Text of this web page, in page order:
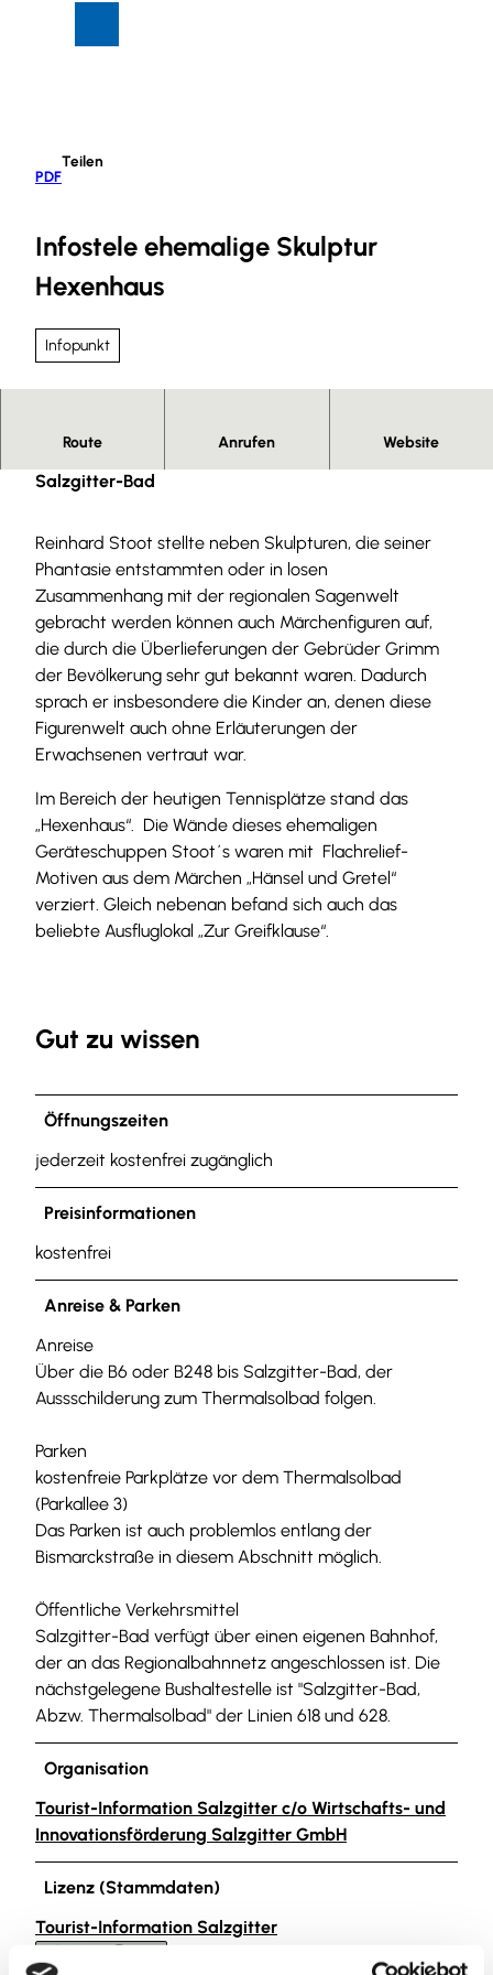
PDF
Teilen
Infostele ehemalige Skulptur
Hexenhaus
Infopunkt
Route Anrufen Website
Teil des Märchenpfads im Kurpark am Greif in
Salzgitter-Bad
Reinhard Stoot stellte neben Skulpturen, die seiner
Phantasie entstammten oder in losen
Zusammenhang mit der regionalen Sagenwelt
gebracht werden können auch Märchenfiguren auf,
die durch die Überlieferungen der Gebrüder Grimm
der Bevölkerung sehr gut bekannt waren. Dadurch
sprach er insbesondere die Kinder an, denen diese
Figurenwelt auch ohne Erläuterungen der
Erwachsenen vertraut war.
Im Bereich der heutigen Tennisplätze stand das
„Hexenhaus“. Die Wände dieses ehemaligen
Geräteschuppen Stoot´s waren mit Flachrelief-
Motiven aus dem Märchen „Hänsel und Gretel“
verziert. Gleich nebenan befand sich auch das
beliebte Ausfluglokal „Zur Greifklause“.
Gut zu wissen
Öffnungszeiten
jederzeit kostenfrei zugänglich
Preisinformationen
kostenfrei
Anreise & Parken
Anreise
Über die B6 oder B248 bis Salzgitter-Bad, der
Aussschilderung zum Thermalsolbad folgen.
Parken
kostenfreie Parkplätze vor dem Thermalsolbad
(Parkallee 3)
Das Parken ist auch problemlos entlang der
Bismarckstraße in diesem Abschnitt möglich.
Öffentliche Verkehrsmittel
Salzgitter-Bad verfügt über einen eigenen Bahnhof,
der an das Regionalbahnnetz angeschlossen ist. Die
nächstgelegene Bushaltestelle ist "Salzgitter-Bad,
Abzw. Thermalsolbad" der Linien 618 und 628.
Organisation
Tourist-Information Salzgitter c/o Wirtschafts- und
Innovationsförderung Salzgitter GmbH
Lizenz (Stammdaten)
Tourist-Information Salzgitter